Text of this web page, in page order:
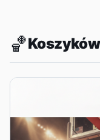
🏀